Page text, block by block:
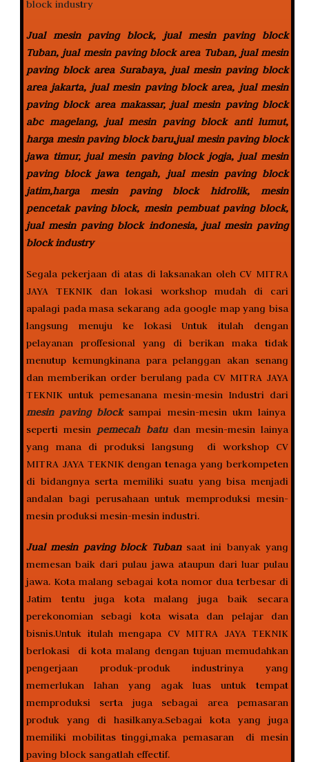
Jual mesin paving block, jual mesin paving block
Tuban, jual mesin paving block area Tuban, jual mesin
paving block area Surabaya, jual mesin paving block
area jakarta, jual mesin paving block area, jual mesin
paving block area makassar, jual mesin paving block
abc magelang, jual mesin paving block anti lumut,
harga mesin paving block baru,jual mesin paving block
jawa timur, jual mesin paving block jogja, jual mesin
paving block jawa tengah, jual mesin paving block
jatim,harga mesin paving block hidrolik, mesin
pencetak paving block, mesin pembuat paving block,
jual mesin paving block indonesia, jual mesin paving
block industry
Segala pekerjaan di atas di laksanakan oleh CV MITRA
JAYA TEKNIK dan lokasi workshop mudah di cari
apalagi pada masa sekarang ada google map yang bisa
langsung menuju ke lokasi Untuk itulah dengan
pelayanan proffesional yang di berikan maka tidak
menutup kemungkinana para pelanggan akan senang
dan memberikan order berulang pada CV MITRA JAYA
TEKNIK untuk pemesanana mesin-mesin Industri dari
mesin paving block sampai mesin-mesin ukm lainya
seperti mesin pemecah batu dan mesin-mesin lainya
yang mana di produksi langsung di workshop CV
MITRA JAYA TEKNIK dengan tenaga yang berkompeten
di bidangnya serta memiliki suatu yang bisa menjadi
andalan bagi perusahaan untuk memproduksi mesin-
mesin produksi mesin-mesin industri.
Jual mesin paving block Tubansaat ini banyak yang
memesan baik dari pulau jawa ataupun dari luar pulau
jawa. Kota malang sebagai kota nomor dua terbesar di
Jatim tentu juga kota malang juga baik secara
perekonomian sebagi kota wisata dan pelajar dan
bisnis.Untuk itulah mengapa CV MITRA JAYA TEKNIK
berlokasi di kota malang dengan tujuan memudahkan
pengerjaan produk-produk industrinya yang
memerlukan lahan yang agak luas untuk tempat
memproduksi serta juga sebagai area pemasaran
produk yang di hasilkanya.Sebagai kota yang juga
memiliki mobilitas tinggi,maka pemasaran di mesin
paving block sangatlah effectif.